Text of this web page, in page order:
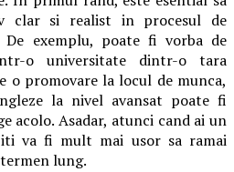
clar si realist in procesul de
De exemplu, poate fi vorba de
o universitate dintr-o tara
o promovare la locul de munca,
la nivel avansat poate fi
acolo. Asadar, atunci cand ai un
va fi mult mai usor sa ramai
lung.